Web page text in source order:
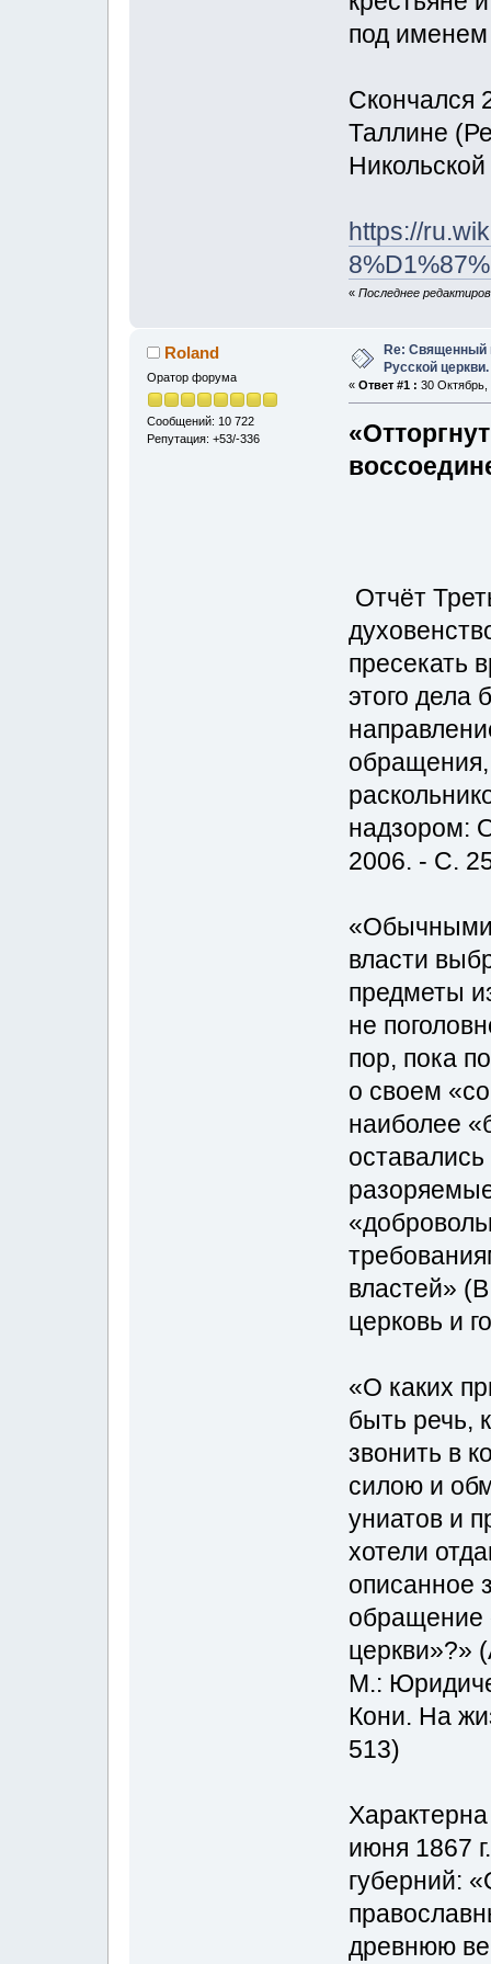
под
Скончался
Таллине
https://
« Последнее
Roland
Оратор форума
Сообщений: 10 722
Репутация: +53/-336
Re: Священный
Русской церкви.
« Ответ #1 : 30 Октябрь,
Отчёт
пресекать
этого дела
надзором:
2006. - С.
«Обычными
власти
предметы
не
пор, пока
о своем
наиболее
властей»
церковь и
«О каких
быть речь,
звонить в
силою и
униатов и
хотели
описанное
обращение
церкви»?»
М.:
Кони. На
513)
июня 1867
губерний:
древнюю